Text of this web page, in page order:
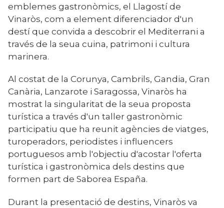
emblemes gastronòmics, el Llagostí de
Vinaròs, com a element diferenciador d'un
destí que convida a descobrir el Mediterrani a
través de la seua cuina, patrimoni i cultura
marinera.
Al costat de la Corunya, Cambrils, Gandia, Gran
Canària, Lanzarote i Saragossa, Vinaròs ha
mostrat la singularitat de la seua proposta
turística a través d'un taller gastronòmic
participatiu que ha reunit agències de viatges,
turoperadors, periodistes i influencers
portuguesos amb l'objectiu d'acostar l'oferta
turística i gastronòmica dels destins que
formen part de Saborea España.
Durant la presentació de destins, Vinaròs va